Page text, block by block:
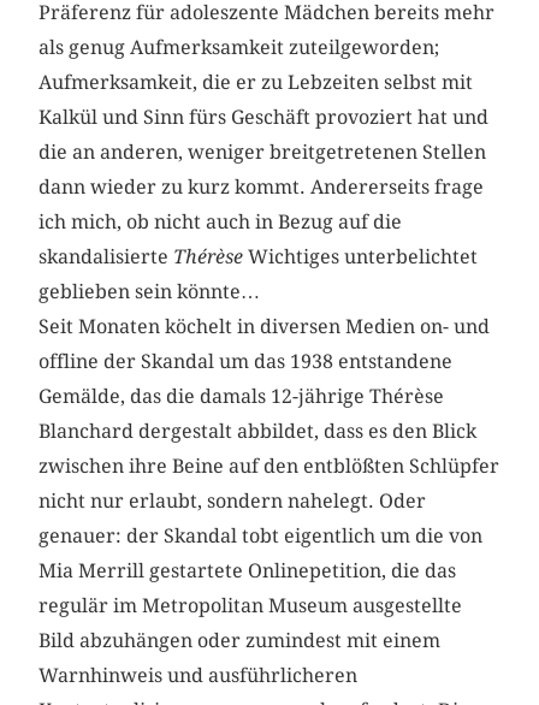
Präferenz für adoleszente Mädchen bereits mehr
als genug Aufmerksamkeit zuteilgeworden;
Aufmerksamkeit, die er zu Lebzeiten selbst mit
Kalkül und Sinn fürs Geschäft provoziert hat und
die an anderen, weniger breitgetretenen Stellen
dann wieder zu kurz kommt. Andererseits frage
ich mich, ob nicht auch in Bezug auf die
skandalisierte ThérèseWichtiges unterbelichtet
geblieben sein könnte…
Seit Monaten köchelt in diversen Medien on- und
offline der Skandal um das 1938 entstandene
Gemälde, das die damals 12-jährige Thérèse
Blanchard dergestalt abbildet, dass es den Blick
zwischen ihre Beine auf den entblößten Schlüpfer
nicht nur erlaubt, sondern nahelegt. Oder
genauer: der Skandal tobt eigentlich um die von
Mia Merrill gestartete Onlinepetition, die das
regulär im Metropolitan Museum ausgestellte
Bild abzuhängen oder zumindest mit einem
Warnhinweis und ausführlicheren